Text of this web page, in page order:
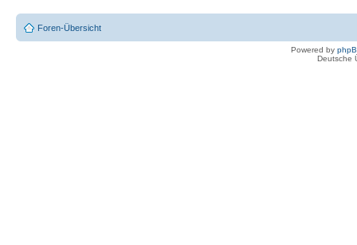
Foren-Übersicht
Powered by
Deutsche